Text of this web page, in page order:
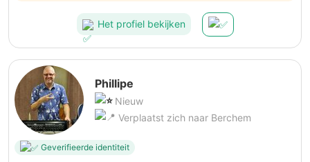
Het profiel bekijken
Phillipe
Nieuw
Verplaatst zich naar Berchem
Geverifieerde identiteit